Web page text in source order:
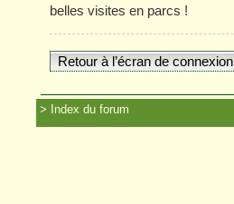
belles visites en parcs !
Retour à l’écran de connexion
Index du forum